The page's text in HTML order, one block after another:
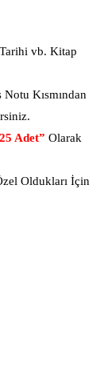
vb. Kitap
Kısmından
Adet” Olarak
Oldukları İçin